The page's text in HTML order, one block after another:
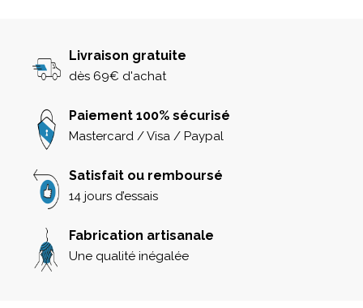
Livraison gratuite
dès 69€ d'achat
Paiement 100% sécurisé
Mastercard / Visa / Paypal
Satisfait ou remboursé
14 jours d’essais
Fabrication artisanale
Une qualité inégalée